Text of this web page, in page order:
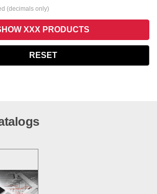
(decimals only)
XXX PRODUCTS
RESET